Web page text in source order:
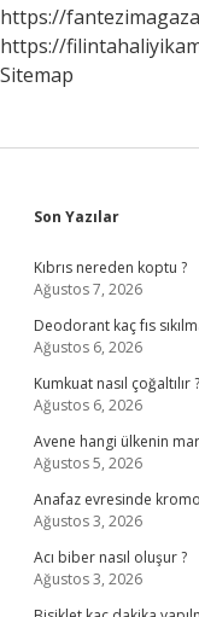
https://
https://
Sitemap
Sidebar
Son Yazılar
Kıbrıs nereden koptu ?
Ağustos 7, 2026
Deodorant kaç fıs
Ağustos 6, 2026
Kumkuat nasıl çoğaltılır ?
Ağustos 6, 2026
Avene hangi ülkenin
Ağustos 5, 2026
Anafaz evresinde
Ağustos 3, 2026
Acı biber nasıl oluşur ?
Ağustos 3, 2026